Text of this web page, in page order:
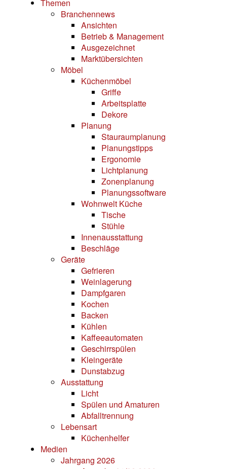
Themen
Branchennews
Ansichten
Betrieb & Management
Ausgezeichnet
Marktübersichten
Möbel
Küchenmöbel
Griffe
Arbeitsplatte
Dekore
Planung
Stauraumplanung
Planungstipps
Ergonomie
Lichtplanung
Zonenplanung
Planungssoftware
Wohnwelt Küche
Tische
Stühle
Innenausstattung
Beschläge
Geräte
Gefrieren
Weinlagerung
Dampfgaren
Kochen
Backen
Kühlen
Kaffeeautomaten
Geschirrspülen
Kleingeräte
Dunstabzug
Ausstattung
Licht
Spülen und Amaturen
Abfalltrennung
Lebensart
Küchenhelfer
Medien
Jahrgang 2026